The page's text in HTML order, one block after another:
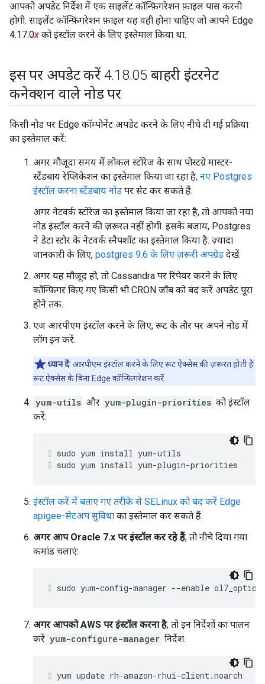
आपको अपडेट निर्देश में एक साइलेंट कॉन्फ़िगरेशन फ़ाइल पास करनी
होगी. साइलेंट कॉन्फ़िगरेशन फ़ाइल यह वही होना चाहिए जो आपने Edge
4.17.0x को इंस्टॉल करने के लिए इस्तेमाल किया था.
इस पर अपडेट करें 4.18.05 बाहरी इंटरनेट
कनेक्शन वाले नोड पर
किसी नोड पर Edge कॉम्पोनेंट अपडेट करने के लिए नीचे दी गई प्रक्रिया
का इस्तेमाल करें:
अगर मौजूदा समय में लोकल स्टोरेज के साथ पोस्टग्रे मास्टर-
स्टैंडबाय रेप्लिकेशन का इस्तेमाल किया जा रहा है, नए Postgres
इंस्टॉल करना स्टैंडबाय नोड पर सेट कर सकते हैं.
अगर नेटवर्क स्टोरेज का इस्तेमाल किया जा रहा है, तो आपको नया
नोड इंस्टॉल करने की ज़रूरत नहीं होगी. इसके बजाय, Postgres
ने डेटा स्टोर के नेटवर्क स्नैपशॉट का इस्तेमाल किया है. ज़्यादा
जानकारी के लिए, postgres 9.6 के लिए ज़रूरी अपग्रेड देखें.
अगर यह मौजूद हो, तो Cassandra पर रिपेयर करने के लिए
कॉन्फ़िगर किए गए किसी भी CRON जॉब को बंद करें अपडेट पूरा
होने तक.
एज आरपीएम इंस्टॉल करने के लिए, रूट के तौर पर अपने नोड में
लॉग इन करें.
ध्यान दें: आरपीएम इंस्टॉल करने के लिए रूट ऐक्सेस की ज़रूरत होती है
रूट ऐक्सेस के बिना Edge कॉन्फ़िगरेशन करें.
yum-utils और yum-plugin-priorities को इंस्टॉल
करें:
sudo yum install yum-plugin-priorities
इंस्टॉल करें में बताए गए तरीके से SELinux को बंद करें Edge
apigee-सेटअप सुविधा का इस्तेमाल कर सकते हैं.
अगर आप Oracle 7.x पर इंस्टॉल कर रहे हैं, तो नीचे दिया गया
कमांड चलाएं:
sudo yum-config-manager --enable
अगर आपको AWS पर इंस्टॉल करना है, तो इन निर्देशों का पालन
करें yum-configure-manager निर्देश: